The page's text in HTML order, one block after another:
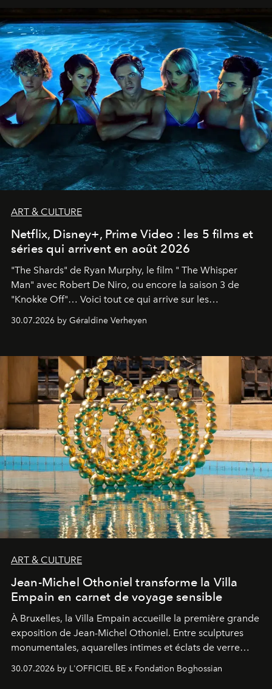
ART & CULTURE
Netflix, Disney+, Prime Video : les 5 films et
séries qui arrivent en août 2026
"The Shards" de Ryan Murphy, le film " The Whisper
Man" avec Robert De Niro, ou encore la saison 3 de
"Knokke Off"… Voici tout ce qui arrive sur les
plateformes de streaming en août 2026.
30.07.2026 by Géraldine Verheyen
ART & CULTURE
Jean-Michel Othoniel transforme la Villa
Empain en carnet de voyage sensible
À Bruxelles, la Villa Empain accueille la première grande
exposition de Jean-Michel Othoniel. Entre sculptures
monumentales, aquarelles intimes et éclats de verre
soufflé, l’artiste français compose un itinéraire
émotionnel où chaque œuvre devient le souvenir
30.07.2026 by L'OFFICIEL BE x Fondation Boghossian